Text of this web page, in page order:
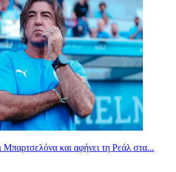
και αφήνει τη Ρεάλ στα...